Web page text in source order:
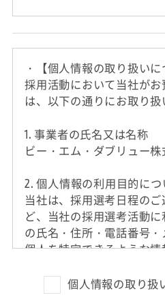
・【個人情報の取り扱いに
採用活動において当社が
は、以下の通りにお取り扱
1. 事業者の氏名又は名称
ビー・エム・ダブリュー
2. 個人情報の利用目的につ
当社は、採用選考日程の
ど、当社の採用選考活動
の氏名・住所・電話番号
個人を特定できるような
外国籍の方からは、日本
利用する目的で、日本国
個人情報の取り扱